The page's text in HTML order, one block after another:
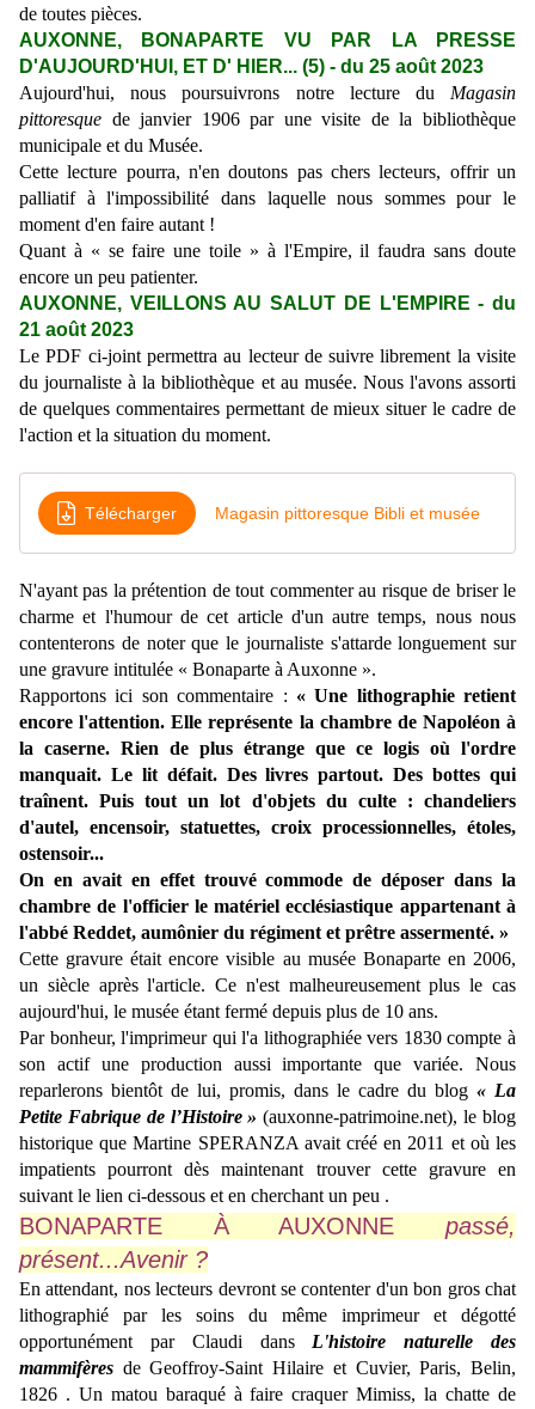
de toutes pièces.
AUXONNE, BONAPARTE VU PAR LA PRESSE
D'AUJOURD'HUI, ET D' HIER... (5) - du 25 août 2023
Aujourd'hui, nous poursuivrons notre lecture du Magasin
pittoresque de janvier 1906 par une visite de la bibliothèque
municipale et du Musée.
Cette lecture pourra, n'en doutons pas chers lecteurs, offrir un
palliatif à l'impossibilité dans laquelle nous sommes pour le
moment d'en faire autant !
Quant à « se faire une toile » à l'Empire, il faudra sans doute
encore un peu patienter.
AUXONNE, VEILLONS AU SALUT DE L'EMPIRE -du
21 août 2023
Le PDF ci-joint permettra au lecteur de suivre librement la visite
du journaliste à la bibliothèque et au musée. Nous l'avons assorti
de quelques commentaires permettant de mieux situer le cadre de
l'action et la situation du moment.
Télécharger Magasin pittoresque Bibli et musée
N'ayant pas la prétention de tout commenter au risque de briser le
charme et l'humour de cet article d'un autre temps, nous nous
contenterons de noter que le journaliste s'attarde longuement sur
une gravure intitulée « Bonaparte à Auxonne ».
Rapportons ici son commentaire : « Une lithographie retient
encore l'attention. Elle représente la chambre de Napoléon à
la caserne. Rien de plus étrange que ce logis où l'ordre
manquait. Le lit défait. Des livres partout. Des bottes qui
traînent. Puis tout un lot d'objets du culte : chandeliers
d'autel, encensoir, statuettes, croix processionnelles, étoles,
ostensoir...
On en avait en effet trouvé commode de déposer dans la
chambre de l'officier le matériel ecclésiastique appartenant à
l'abbé Reddet, aumônier du régiment et prêtre assermenté. »
Cette gravure était encore visible au musée Bonaparte en 2006,
un siècle après l'article. Ce n'est malheureusement plus le cas
aujourd'hui, le musée étant fermé depuis plus de 10 ans.
Par bonheur, l'imprimeur qui l'a lithographiée vers 1830 compte à
son actif une production aussi importante que variée. Nous
reparlerons bientôt de lui, promis, dans le cadre du blog « La
Petite Fabrique de l’Histoire » (auxonne-patrimoine.net), le blog
historique que Martine SPERANZA avait créé en 2011 et où les
impatients pourront dès maintenant trouver cette gravure en
suivant le lien ci-dessous et en cherchant un peu .
BONAPARTE À AUXONNE passé,
présent...Avenir ?
En attendant, nos lecteurs devront se contenter d'un bon gros chat
lithographié par les soins du même imprimeur et dégotté
opportunément par Claudi dans L'histoire naturelle des
mammifères de Geoffroy-Saint Hilaire et Cuvier, Paris, Belin,
1826 . Un matou baraqué à faire craquer Mimiss, la chatte de